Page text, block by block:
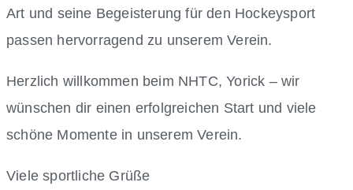
Art und seine Begeisterung für den Hockeysport
passen hervorragend zu unserem Verein.
Herzlich willkommen beim NHTC, Yorick – wir
wünschen dir einen erfolgreichen Start und viele
schöne Momente in unserem Verein.
Viele sportliche Grüße